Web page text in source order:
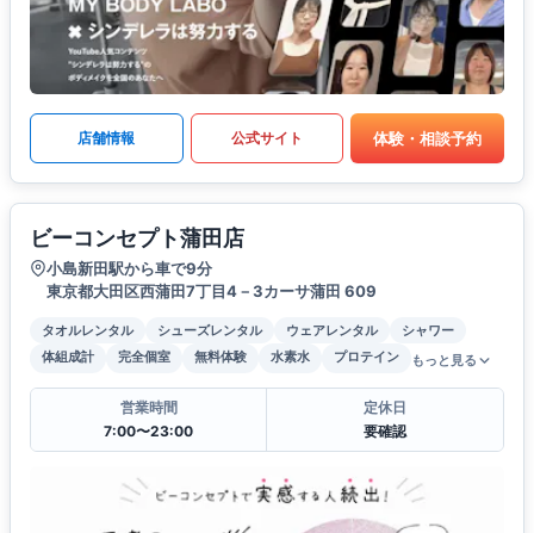
店舗情報 公式サイト 体験・相談予約
ビーコンセプト蒲田店
小島新田駅から車で9分
東京都大田区西蒲田7丁目4－3カーサ蒲田 609
タオルレンタル シューズレンタル ウェアレンタル
シャワー
体組成計
完全個室 無料体験 水素水 プロテイン もっと見る
営業時間
7:00〜23:00
定休日
要確認